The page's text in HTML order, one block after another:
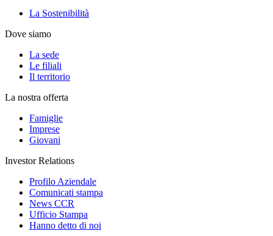
La Sostenibilità
Dove siamo
La sede
Le filiali
Il territorio
La nostra offerta
Famiglie
Imprese
Giovani
Investor Relations
Profilo Aziendale
Comunicati stampa
News CCR
Ufficio Stampa
Hanno detto di noi